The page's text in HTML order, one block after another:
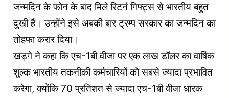
जन्मदिन के फोन के बाद मिले रिटर्न गिफ्ट्स से भारतीय बहुत
दुखी हैं। उन्होंने इसे अबकी बार ट्रम्प सरकार का जन्मदिन का
तोहफा करार दिया।
खड़गे ने कहा कि एच-1बी वीजा पर एक लाख डॉलर का वार्षिक
शुल्क भारतीय तकनीकी कर्मचारियों को सबसे ज्यादा प्रभावित
करेगा, क्योंकि 70 प्रतिशत से ज्यादा एच-1बी वीजा धारक